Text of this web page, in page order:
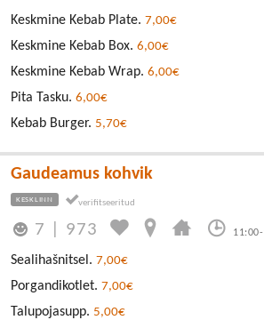
Keskmine Kebab Plate. 7,00€
Keskmine Kebab Box. 6,00€
Keskmine Kebab Wrap. 6,00€
Pita Tasku. 6,00€
Kebab Burger. 5,70€
Gaudeamus kohvik
KESKLINN
7 973
Sealihašnitsel. 7,00€
Porgandikotlet. 7,00€
Talupojasupp. 5,00€